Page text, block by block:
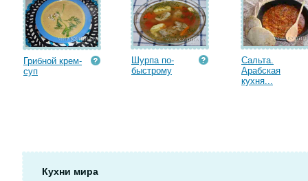
Грибной крем-
суп
Шурпа по-
быстрому
Сальта.
Арабская
кухня...
Кухни мира